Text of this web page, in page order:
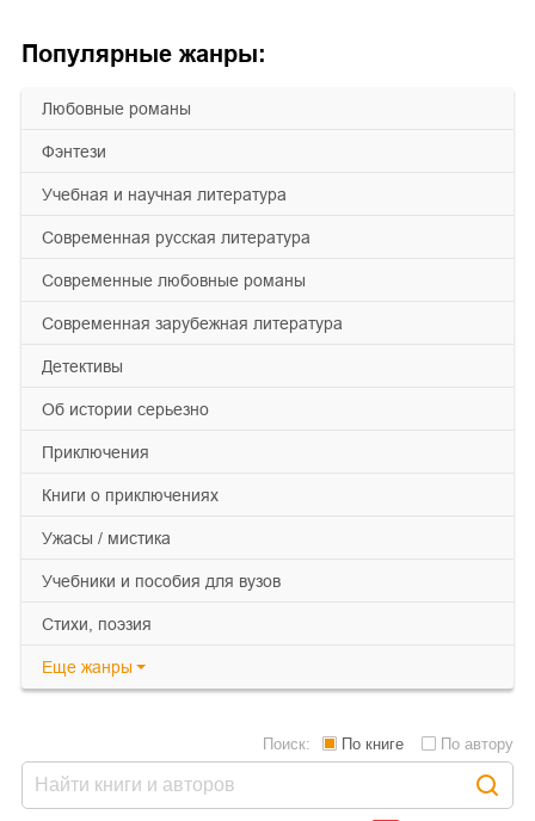
Популярные жанры:
любовные романы
фэнтези
учебная и научная литература
современная русская литература
современные любовные романы
современная зарубежная литература
детективы
об истории серьезно
приключения
книги о приключениях
ужасы / мистика
учебники и пособия для вузов
cтихи, поэзия
Еще жанры
Поиск: По книге По автору